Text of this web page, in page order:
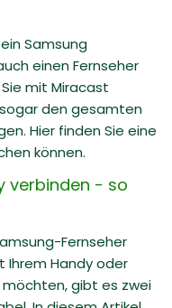
Samsung
einen Fernseher
mit Miracast
den gesamten
Hier finden Sie eine
können.
verbinden - so
Fernseher
Ihrem Handy oder
gibt es zwei